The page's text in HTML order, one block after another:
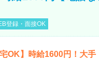
登録・面接OK
OK】時給1600円！大手